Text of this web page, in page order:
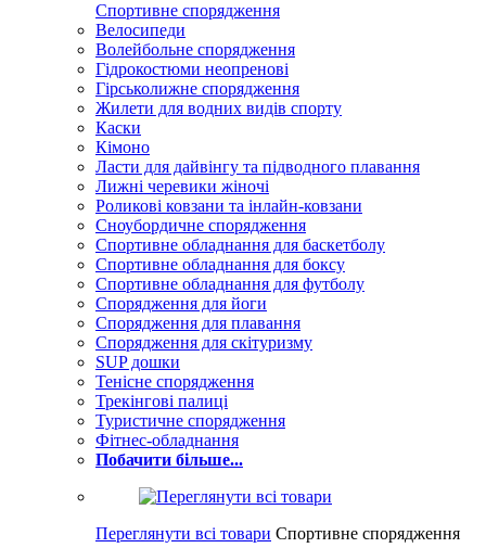
Спортивне спорядження
Велосипеди
Волейбольне спорядження
Гідрокостюми неопренові
Гірськолижне спорядження
Жилети для водних видів спорту
Каски
Кімоно
Ласти для дайвінгу та підводного плавання
Лижні черевики жіночі
Роликові ковзани та інлайн-ковзани
Сноубордичне спорядження
Спортивне обладнання для баскетболу
Спортивне обладнання для боксу
Спортивне обладнання для футболу
Спорядження для йоги
Спорядження для плавання
Спорядження для скітуризму
SUP дошки
Тенісне спорядження
Трекінгові палиці
Туристичне спорядження
Фітнес-обладнання
Побачити більше...
Переглянути всі товари Спортивне спорядження